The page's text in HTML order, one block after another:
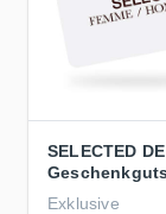
SELECTED DE
Exklusive